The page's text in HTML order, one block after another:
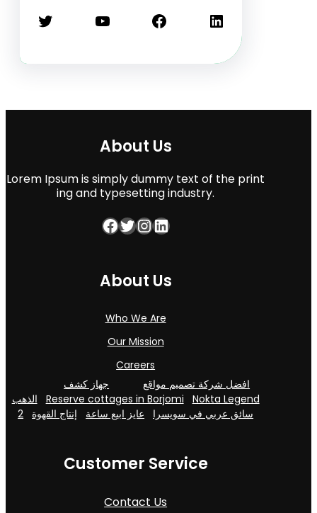
Twitter YouTube Facebook LinkedIn
About Us
Lorem Ipsum is simply dummy text of the print
ing and typesetting industry.
Facebook Twitter InstagramLinkedIn
About Us
Who We Are
Our Mission
Careers
افضل شركة تصميم مواقع
جهاز كشف
الذهب
Reserve cottages in Borjomi
Nokta Legend
2
سائق عربي في سويسرا عايز ابيع ساعة إنتاج القهوة
Customer Service
Contact Us